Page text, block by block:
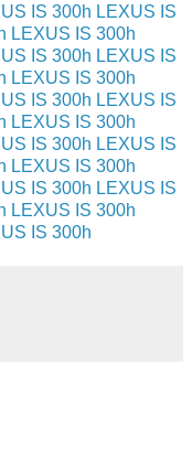
IS 300h LEXUS IS
LEXUS IS 300h
IS 300h LEXUS IS
LEXUS IS 300h
IS 300h LEXUS IS
LEXUS IS 300h
IS 300h LEXUS IS
LEXUS IS 300h
IS 300h LEXUS IS
LEXUS IS 300h
IS 300h